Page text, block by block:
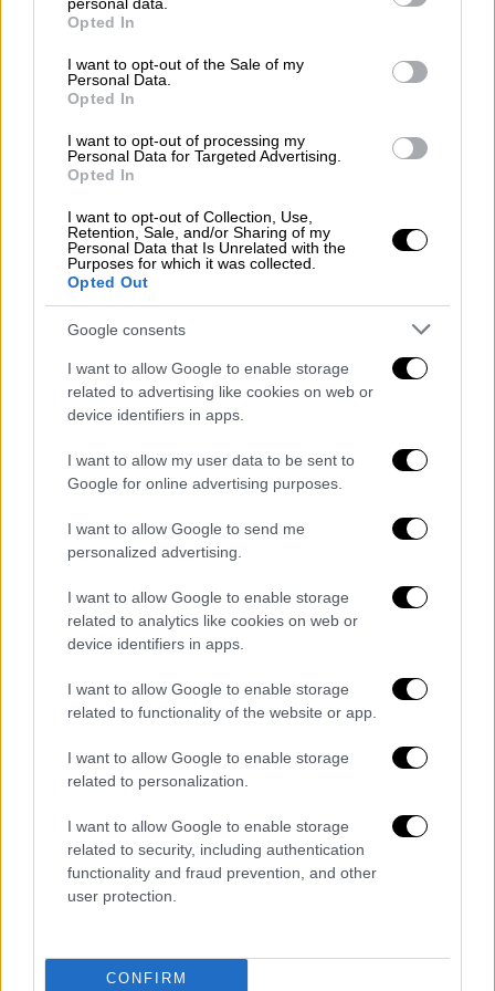
grant or deny consent to Google and its third-party tags to
use your data for below specified purposes in below Google
consent section.
Opted In
I want to opt-out of the Sale of my
Personal Data.
Opted In
I want to opt-out of processing my
Personal Data for Targeted Advertising.
Opted In
I want to opt-out of Collection, Use,
Retention, Sale, and/or Sharing of my
Personal Data that Is Unrelated with the
Purposes for which it was collected.
Opted Out
Google consents
I want to allow Google to enable storage
related to advertising like cookies on web or
device identifiers in apps.
I want to allow my user data to be sent to
Google for online advertising purposes.
I want to allow Google to send me
personalized advertising.
I want to allow Google to enable storage
related to analytics like cookies on web or
device identifiers in apps.
I want to allow Google to enable storage
related to functionality of the website or app.
I want to allow Google to enable storage
related to personalization.
I want to allow Google to enable storage
related to security, including authentication
functionality and fraud prevention, and other
user protection.
CONFIRM
ολοκληρώνονται το Κτηµατολόγιο και ο
υλοποιούνται µεταρρυθµίσεις για την
επιτάχυνση της ∆ικαιοσύνης, µε στόχο
τη «δίκη χωρίς χαρτί» έως το 2021.
Σηµειώνεται ότι αναµορφώθηκε το
Εταιρικό Δίκαιο
98 χρόνια (για τιςΑΕ), ενώ αναπτύσσεται
µια πολιτική κινήτρων για την
εγκατάσταση σε επιχειρηµατικά πάρκα.
Υποδοµές και δίκτυα: Τίθεται σε
εφαρµογή το
Εθνικό Σχέδιο για την
Ενέργεια και το Κλίµα , µε στόχο οιΑΠΕ
να καλύπτουν το 32% της κατανάλωσης
ενέργειας έως 2030. Η Ελλάδα
µετατρέπεται σε ενεργειακό κόµβο µε
την ολοκλήρωση διεθνών αγωγών
φυσικού αερίου, αναπτύσσεται ταχύτατα
το δίκτυο φυσικού αερίου στην Ελλάδα
και διασυνδέονται τα νησιά µε το
ηπειρωτικό σύστηµα ενέργειας.
Υλοποιούνται σηµαντικά έργα για τον
ψηφιακό µετασχηµατισµό της
Ultra-fast broadband και
ΣΥΖΕΥΞΙΣ ΙΙ), καλύπτοντας το χάσµα από
το 2023 περίπου 2,5 εκατοµµύρια
πολίτες θα έχουν πρόσβαση σε
υπερυψηλές ταχύτητες τουλάχιστον 100
Mbps.
Βιώσιµη ανάπτυξη: Μέχρι το 2020
εισάγονται οι πρώτες 10 πράσινες
ολοκληρώνονται τα περιφερειακά